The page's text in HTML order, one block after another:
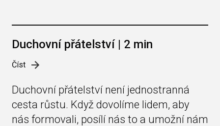
Duchovní přátelství | 2 min
Číst
Duchovní přátelství není jednostranná
cesta růstu. Když dovolíme lidem, aby
nás formovali, posílí nás to a umožní nám